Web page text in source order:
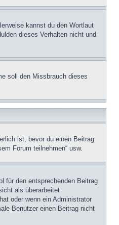
kannst du den Wortlaut
dieses Verhalten nicht und
soll den Missbrauch dieses
ist, bevor du einen Beitrag
Forum teilnehmen“ usw.
für den entsprechenden Beitrag
als überarbeitet
oder wenn ein Administrator
Benutzer einen Beitrag nicht